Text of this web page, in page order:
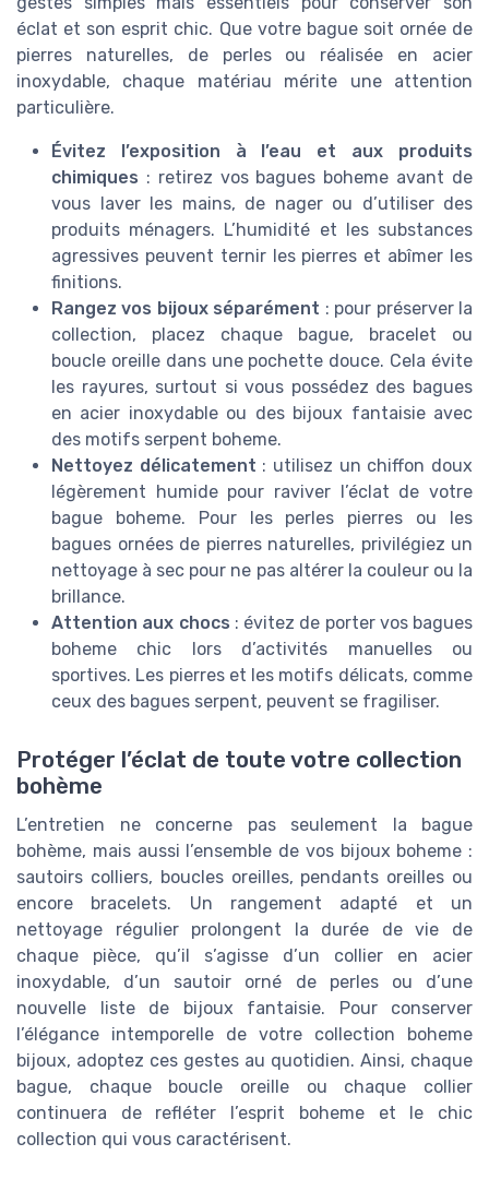
éclat et son esprit chic. Que votre bague soit ornée de
pierres naturelles, de perles ou réalisée en acier
inoxydable, chaque matériau mérite une attention
particulière.
Évitez l’exposition à l’eau et aux produits
chimiques : retirez vos bagues boheme avant de
vous laver les mains, de nager ou d’utiliser des
produits ménagers. L’humidité et les substances
agressives peuvent ternir les pierres et abîmer les
finitions.
Rangez vos bijoux séparément : pour préserver la
collection, placez chaque bague, bracelet ou
boucle oreille dans une pochette douce. Cela évite
les rayures, surtout si vous possédez des bagues
en acier inoxydable ou des bijoux fantaisie avec
des motifs serpent boheme.
Nettoyez délicatement : utilisez un chiffon doux
légèrement humide pour raviver l’éclat de votre
bague boheme. Pour les perles pierres ou les
bagues ornées de pierres naturelles, privilégiez un
nettoyage à sec pour ne pas altérer la couleur ou la
brillance.
Attention aux chocs : évitez de porter vos bagues
boheme chic lors d’activités manuelles ou
sportives. Les pierres et les motifs délicats, comme
ceux des bagues serpent, peuvent se fragiliser.
Protéger l’éclat de toute votre collection
bohème
L’entretien ne concerne pas seulement la bague
bohème, mais aussi l’ensemble de vos bijoux boheme :
sautoirs colliers, boucles oreilles, pendants oreilles ou
encore bracelets. Un rangement adapté et un
nettoyage régulier prolongent la durée de vie de
chaque pièce, qu’il s’agisse d’un collier en acier
inoxydable, d’un sautoir orné de perles ou d’une
nouvelle liste de bijoux fantaisie. Pour conserver
l’élégance intemporelle de votre collection boheme
bijoux, adoptez ces gestes au quotidien. Ainsi, chaque
bague, chaque boucle oreille ou chaque collier
continuera de refléter l’esprit boheme et le chic
collection qui vous caractérisent.